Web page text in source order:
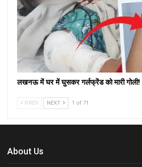
लखनऊ में घर में घुसकर गर्लफ्रेंड को मारी गोली!
PREV NEXT 1 of 71
About Us